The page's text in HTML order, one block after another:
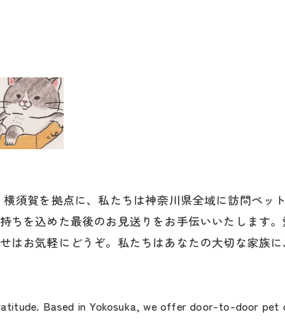
須賀を拠点に、私たちは神奈川県全域に訪問ペッ
を込めた最後のお見送りをお手伝いいたします。
はお気軽にどうぞ。私たちはあなたの大切な家族に
Based in Yokosuka, we offer door-to-door pet